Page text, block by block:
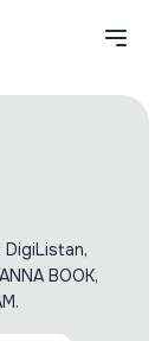
BOOK,